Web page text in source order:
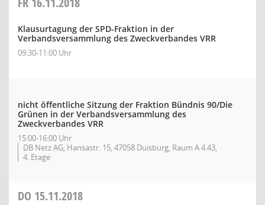
Klausurtagung der SPD-Fraktion in der
Verbandsversammlung des Zweckverbandes VRR
09:30-11:00 Uhr
nicht öffentliche Sitzung der Fraktion Bündnis 90/Die
Grünen in der Verbandsversammlung des
Zweckverbandes VRR
15:00-16:00 Uhr
DB Netz AG, Hansastr. 15, 47058 Duisburg, Raum A 4.43,
4. Etage
DO 15.11.2018